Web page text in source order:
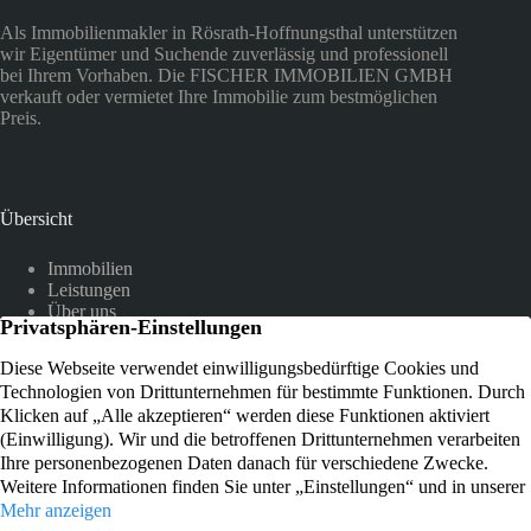
Als Immobilienmakler in Rösrath-Hoffnungsthal unterstützen
wir Eigentümer und Suchende zuverlässig und professionell
bei Ihrem Vorhaben. Die FISCHER IMMOBILIEN GMBH
verkauft oder vermietet Ihre Immobilie zum bestmöglichen
Preis.
Übersicht
Immobilien
Leistungen
Über uns
Referenzen
Kontakt
Am Hammer 12
51503 Rösrath-Hoffnungsthal